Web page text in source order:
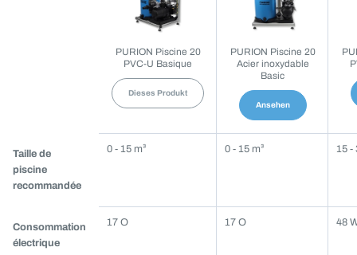
Produkte
PURION
PURION Piscine 20
PVC-U Basique
Dieses Produkt
PURION Piscine 20
Acier inoxydable
Basic
Ansehen
Taille de
piscine
recommandée
0 - 15 m³ 0 - 15 m³ 15 -
Consommation
électrique
17 O 17 O 48